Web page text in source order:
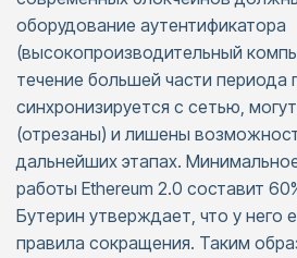
оборудование аутентификатора
(высокопроизводительный
течение большей части периода
синхронизируется с сетью,
(отрезаны) и лишены
дальнейших этапах.
работы Ethereum 2.0 составит
Бутерин утверждает, что у него
правила сокращения. Таким